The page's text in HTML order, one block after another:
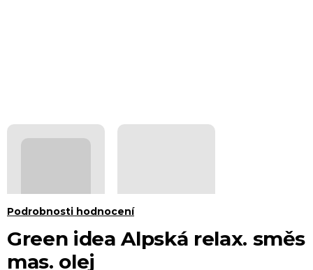
Green idea Alpská relax. směs
mas. olej
Průměrné
hodnocení
produktu
je
Podrobnosti hodnocení